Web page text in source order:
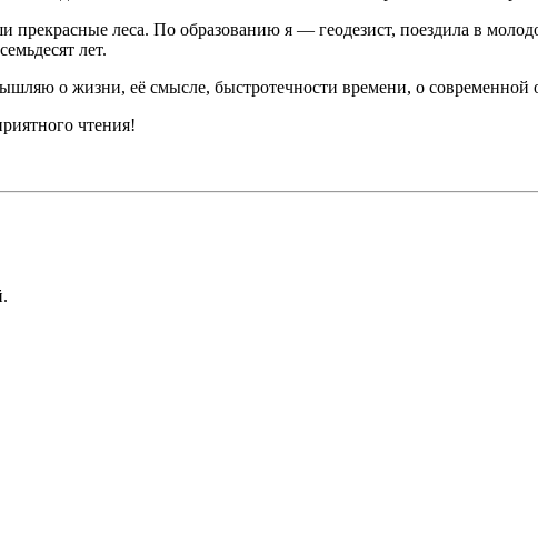
леса. По образованию я — геодезист, поездила в
лет.
о жизни, её смысле, быстротечности времени, о современной
чтения!